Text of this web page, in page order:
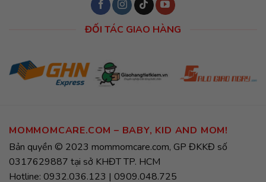
ĐỐI TÁC GIAO HÀNG
MOMMOMCARE.COM – BABY, KID AND MOM!
Bản quyền © 2023 mommomcare.com, GP ĐKKĐ số
0317629887 tại sở KHĐT TP. HCM
Hotline: 0932.036.123 | 0909.048.725